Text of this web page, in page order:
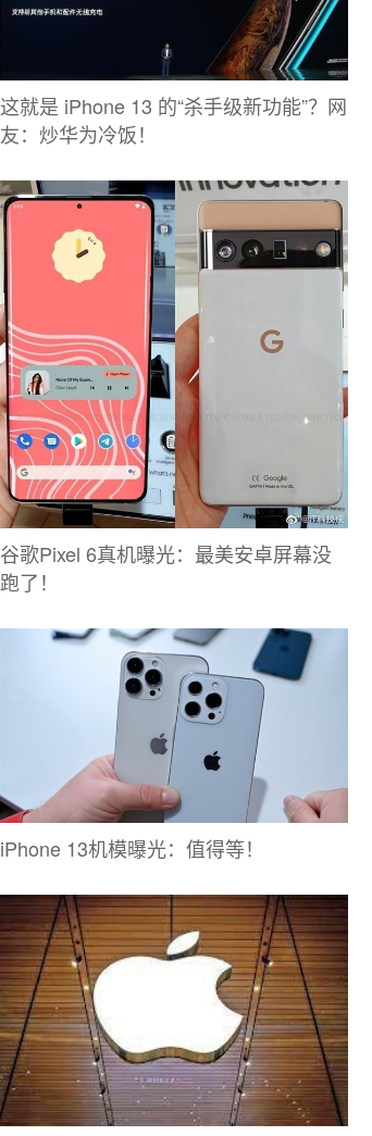
这就是 iPhone 13 的“杀手级新功能”？网
友：炒华为冷饭！
谷歌Pixel 6真机曝光：最美安卓屏幕没
跑了！
iPhone 13机模曝光：值得等！